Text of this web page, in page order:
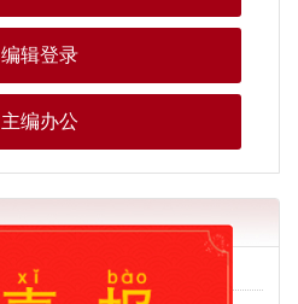
编辑登录
主编办公